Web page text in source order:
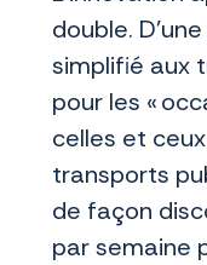
double.
simplifié aux
pour les «
celles et
transports
de façon
par semaine